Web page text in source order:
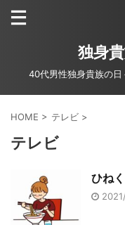
独身
40代男性独身貴族の日
HOME > テレビ >
テレビ
ひね